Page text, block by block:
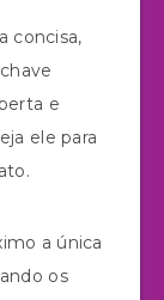
concisa,
e
ele para
a única
os